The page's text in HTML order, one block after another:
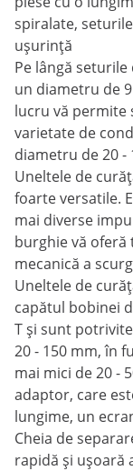
spiralate,
ușurință
Pe lângă
un diametru de
lucru vă permite
varietate de
diametru de 20 -
Uneltele de
foarte versatile.
mai diverse
burghie vă
mecanică a
Uneltele de
capătul bobinei
T și sunt
20 - 150 mm, în
mai mici de 20 -
adaptor, care
lungime, un
Cheia de
rapidă și ușoară